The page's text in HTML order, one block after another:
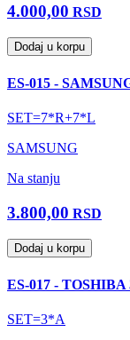
4.000,00 RSD
Dodaj u korpu
ES-015 -
SET=7*R+7*L
SAMSUNG
Na stanju
3.800,00 RSD
Dodaj u korpu
ES-017 - TOSHIBA
SET=3*A